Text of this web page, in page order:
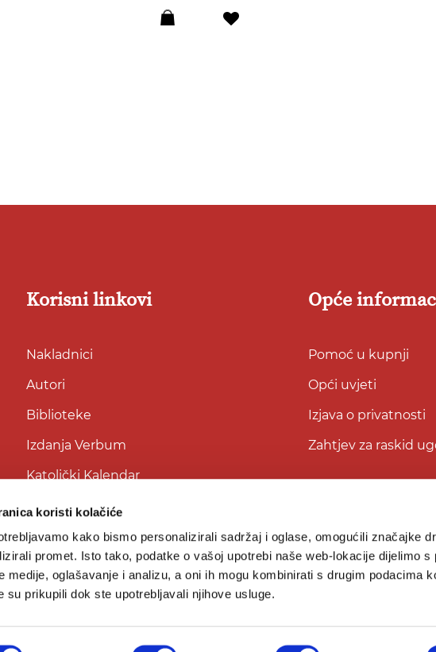
koristi kolačiće
kako bismo personalizirali sadržaj i oglase, omogućili značajke
promet. Isto tako, podatke o vašoj upotrebi naše web-lokacije dijelimo s
medije, oglašavanje i analizu, a oni ih mogu kombinirati s drugim podacima
su prikupili dok ste upotrebljavali njihove usluge.
Dodaj
Korisni linkovi
Nakladnici
Autori
Biblioteke
Izdanja Verbum
Katolički Kalendar
Opće
Pomoć u kupnji
Opći uvjeti
Izjava o privatnosti
Zahtjev za raskid
© 2026Verbum d.o.o.Sva prava pridržana.